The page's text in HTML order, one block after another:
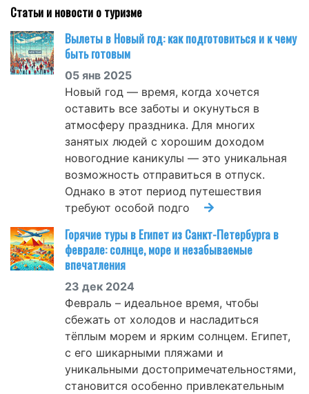
Статьи и новости о туризме
Вылеты в Новый год: как подготовиться и к чему
быть готовым
05 янв 2025
Новый год — время, когда хочется
оставить все заботы и окунуться в
атмосферу праздника. Для многих
занятых людей с хорошим доходом
новогодние каникулы — это уникальная
возможность отправиться в отпуск.
Однако в этот период путешествия
требуют особой подго
Горячие туры в Египет из Санкт-Петербурга в
феврале: солнце, море и незабываемые
впечатления
23 дек 2024
Февраль – идеальное время, чтобы
сбежать от холодов и насладиться
тёплым морем и ярким солнцем. Египет,
с его шикарными пляжами и
уникальными достопримечательностями,
становится особенно привлекательным